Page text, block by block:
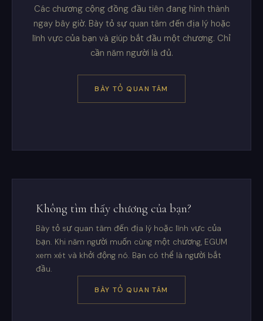
Các chương cộng đồng đầu tiên đang hình thành
ngay bây giờ. Bày tỏ sự quan tâm đến địa lý hoặc
lĩnh vực của bạn và giúp bắt đầu một chương. Chỉ
cần năm người là đủ.
BÀY TỎ QUAN TÂM
Không tìm thấy chương của bạn?
Bày tỏ sự quan tâm đến địa lý hoặc lĩnh vực của
bạn. Khi năm người muốn cùng một chương, EGUM
xem xét và khởi động nó. Bạn có thể là người bắt
đầu.
BÀY TỎ QUAN TÂM